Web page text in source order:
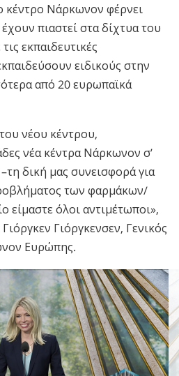
κέντρο Νάρκωνον φέρνει
πιαστεί στα δίχτυα του
εκπαιδευτικές
ειδικούς στην
από 20 ευρωπαϊκά
νέου κέντρου,
νέα κέντρα Νάρκωνον σ’
δική μας συνεισφορά για
των φαρμάκων/
είμαστε όλοι αντιμέτωποι»,
Γιόργκενσεν, Γενικός
Ευρώπης.